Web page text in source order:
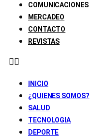
COMUNICACIONES
MERCADEO
CONTACTO
REVISTAS
INICIO
¿QUIENES SOMOS?
SALUD
TECNOLOGIA
DEPORTE